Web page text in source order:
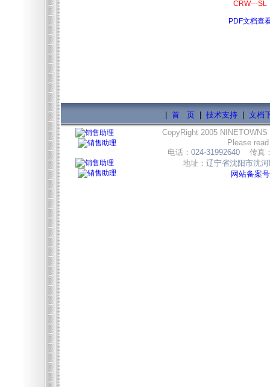
CRW---SL
PDF文档查
首 页| 技术支持| 文档
CopyRight 2005 NINETOWNS
Please
电话： 024-31992640 传真
地址： 辽宁省沈阳市沈
网站备案